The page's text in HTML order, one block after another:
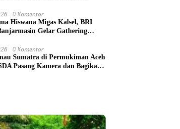
0 Komentar
Hiswana Migas Kalsel, BRI
Gelar Gathering
0 Komentar
Sumatra di Permukiman Aceh
Pasang Kamera dan Bagikan